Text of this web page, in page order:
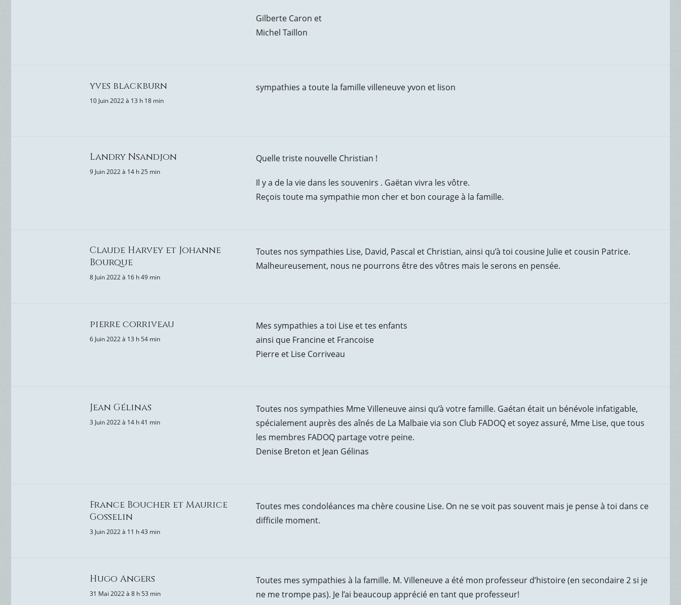
Gilberte Caron et
Michel Taillon
yves blackburn
10 Juin 2022 à 13 h 18 min
sympathies a toute la famille villeneuve yvon et lison
Landry Nsandjon
9 Juin 2022 à 14 h 25 min
Quelle triste nouvelle Christian !
Il y a de la vie dans les souvenirs . Gaëtan vivra les vôtre.
Reçois toute ma sympathie mon cher et bon courage à la famille.
Claude Harvey et Johanne
Bourque
8 Juin 2022 à 16 h 49 min
Toutes nos sympathies Lise, David, Pascal et Christian, ainsi qu’à toi cousine Julie et cousin Patrice.
Malheureusement, nous ne pourrons être des vôtres mais le serons en pensée.
pierre corriveau
6 Juin 2022 à 13 h 54 min
Mes sympathies a toi Lise et tes enfants
ainsi que Francine et Francoise
Pierre et Lise Corriveau
Jean Gélinas
3 Juin 2022 à 14 h 41 min
Toutes nos sympathies Mme Villeneuve ainsi qu’à votre famille. Gaétan était un bénévole infatigable,
spécialement auprès des aînés de La Malbaie via son Club FADOQ et soyez assuré, Mme Lise, que tous
les membres FADOQ partage votre peine.
Denise Breton et Jean Gélinas
France Boucher et Maurice
Gosselin
3 Juin 2022 à 11 h 43 min
Toutes mes condoléances ma chère cousine Lise. On ne se voit pas souvent mais je pense à toi dans ce
difficile moment.
Hugo Angers
31 Mai 2022 à 8 h 53 min
Toutes mes sympathies à la famille. M. Villeneuve a été mon professeur d’histoire (en secondaire 2 si je
ne me trompe pas). Je l’ai beaucoup apprécié en tant que professeur!